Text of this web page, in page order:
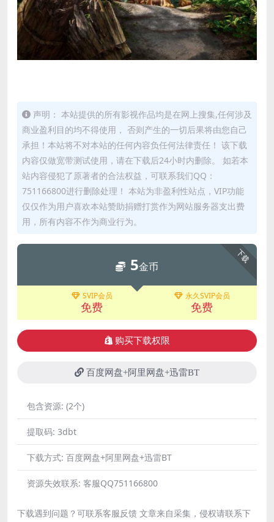
声明： 本站提供的所有影视作品均是在网上搜集,任何涉及
商业盈利目的均不得使用， 否则产生的一切后果将由您自己
承担！本站将不对本站的任何内容负任何法律责任！ 该下载
内容仅做宽带测试使用，请在下载后24小时内删除。 如若本
站内容侵犯了原著者的合法权益，可联系我们QQ：
751166800进行删除处理！ 本站为非盈利性站点，VIP功能
仅仅作为用户喜欢本站赞助捐赠打赏作为网站服务器支出费
用，所有内容不作为商业行为。
下载
5金币
SVIP会员
免费
永久SVIP会员
免费
购买下载权限
百度网盘+阿里网盘+迅雷BT
包含资源: (2个)
提取码: 3dbt
下载方式: 百度网盘+阿里网盘+迅雷BT
资源失效联系: 客服QQ751166800
下载遇到问题？可联系客服反馈 文章来自采集，侵权请联系下